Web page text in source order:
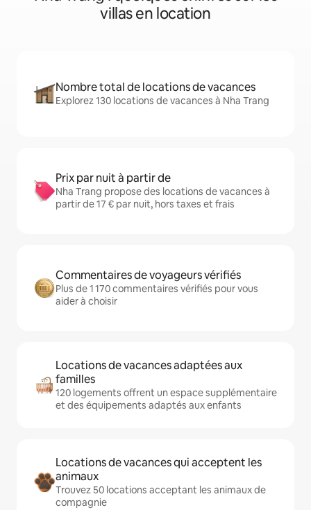
villas en location
Nombre total de locations de vacances
Explorez 130 locations de vacances à Nha Trang
Prix par nuit à partir de
Nha Trang propose des locations de vacances à
partir de 17 € par nuit, hors taxes et frais
Commentaires de voyageurs vérifiés
Plus de 1 170 commentaires vérifiés pour vous
aider à choisir
Locations de vacances adaptées aux
familles
120 logements offrent un espace supplémentaire
et des équipements adaptés aux enfants
Locations de vacances qui acceptent les
animaux
Trouvez 50 locations acceptant les animaux de
compagnie